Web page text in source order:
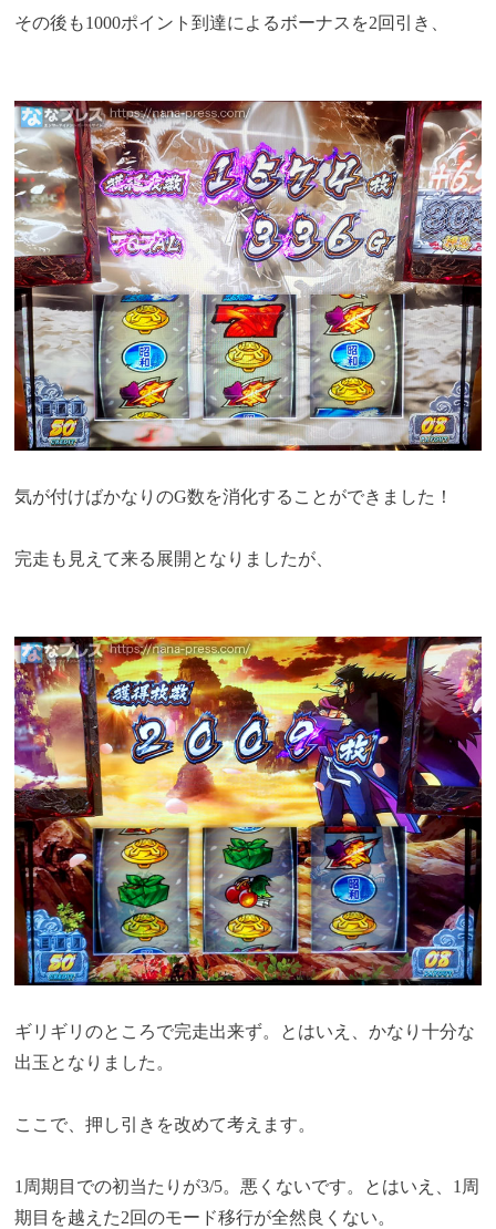
その後も1000ポイント到達によるボーナスを2回引き、
気が付けばかなりのG数を消化することができました！
完走も見えて来る展開となりましたが、
ギリギリのところで完走出来ず。とはいえ、かなり十分な
出玉となりました。
ここで、押し引きを改めて考えます。
1周期目での初当たりが3/5。悪くないです。とはいえ、1周
期目を越えた2回のモード移行が全然良くない。